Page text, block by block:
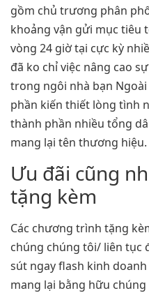
gồm chủ trương phân
khoảng vận gửi mục tiêu
vòng 24 giờ tại cực kỳ
đã ko chỉ việc nâng cao
trong ngôi nhà bạn
phần kiến thiết lòng tình
thành phần nhiều tổng
mang lại tên thương hiệu.
Ưu đãi cũng
tặng kèm
Các chương trình tặng
chúng chúng tôi/ liên tục
sút ngay flash kinh
mang lại bằng hữu